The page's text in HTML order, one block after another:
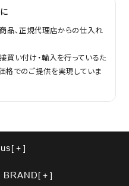
品、正規代理店からの仕入れ
買い付け・輸入を行っているた
格でのご提供を実現していま
BRAND